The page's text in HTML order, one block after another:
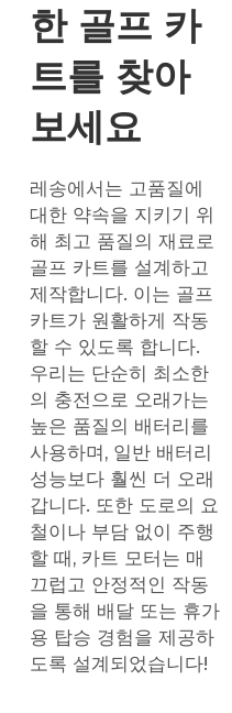
한 골프 카
트를 찾아
보세요
레송에서는 고품질에
대한 약속을 지키기 위
해 최고 품질의 재료로
골프 카트를 설계하고
제작합니다. 이는 골프
카트가 원활하게 작동
할 수 있도록 합니다.
우리는 단순히 최소한
의 충전으로 오래가는
높은 품질의 배터리를
사용하며, 일반 배터리
성능보다 훨씬 더 오래
갑니다. 또한 도로의 요
철이나 부담 없이 주행
할 때, 카트 모터는 매
끄럽고 안정적인 작동
을 통해 배달 또는 휴가
용 탑승 경험을 제공하
도록 설계되었습니다!